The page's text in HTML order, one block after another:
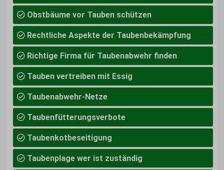
Obstbäume vor Tauben schützen
Rechtliche Aspekte der Taubenbekämpfung
Richtige Firma für Taubenabwehr finden
Tauben vertreiben mit Essig
Taubenabwehr-Netze
Taubenfütterungsverbote
Taubenkotbeseitigung
Taubenplage wer ist zuständig